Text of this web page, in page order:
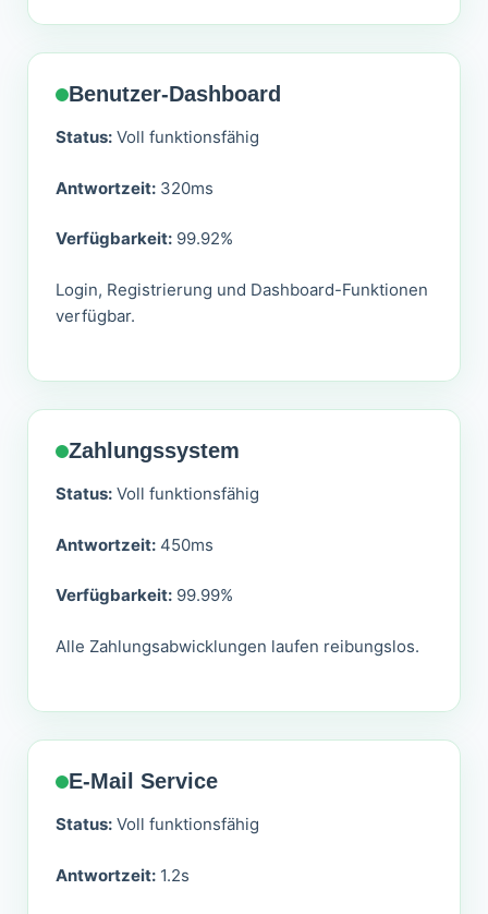
Benutzer-Dashboard
Status: Voll funktionsfähig
Antwortzeit: 320ms
Verfügbarkeit: 99.92%
Login, Registrierung und Dashboard-Funktionen
verfügbar.
Zahlungssystem
Status: Voll funktionsfähig
Antwortzeit: 450ms
Verfügbarkeit: 99.99%
Alle Zahlungsabwicklungen laufen reibungslos.
E-Mail Service
Status: Voll funktionsfähig
Antwortzeit: 1.2s